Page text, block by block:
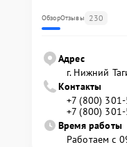
ОбзорОтзывы 230
Адрес
г. Нижний
Контакты
+7 (800)
+7 (800)
Время работы
Работаем с